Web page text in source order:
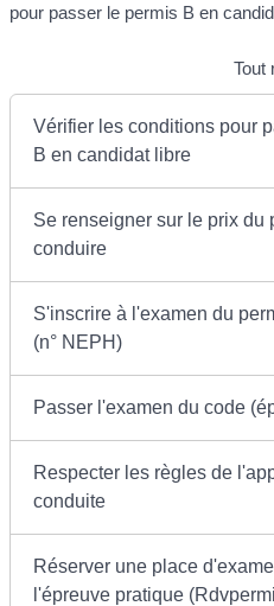
pour passer le permis B en
Tout
Vérifier les conditions pour
B en candidat libre
Se renseigner sur le prix du
conduire
S'inscrire à l'examen du
(n° NEPH)
Passer l'examen du code
Respecter les règles de
conduite
Réserver une place
l'épreuve pratique